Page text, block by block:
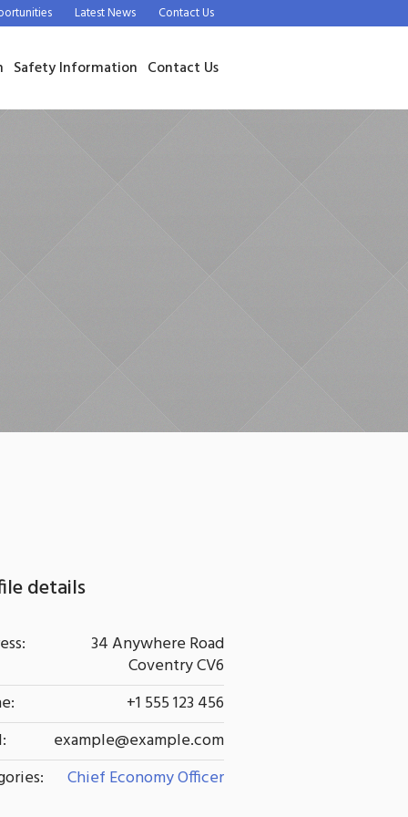
Latest News Contact Us
Safety Information Contact Us
details
34 Anywhere Road
Coventry CV6
+1 555 123 456
example@example.com
Chief Economy Officer